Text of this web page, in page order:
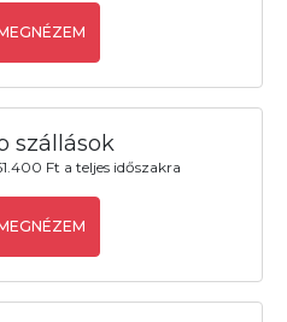
szállások
Ft a teljes időszakra